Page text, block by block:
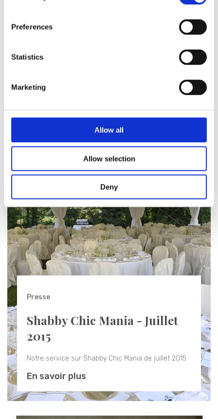
Preferences
Statistics
Marketing
Allow all
Allow selection
Deny
Presse
En savoir plus
Presse
Shabby Chic Mania - Juillet
2015
Notre service sur Shabby Chic Mania de juillet 2015
En savoir plus